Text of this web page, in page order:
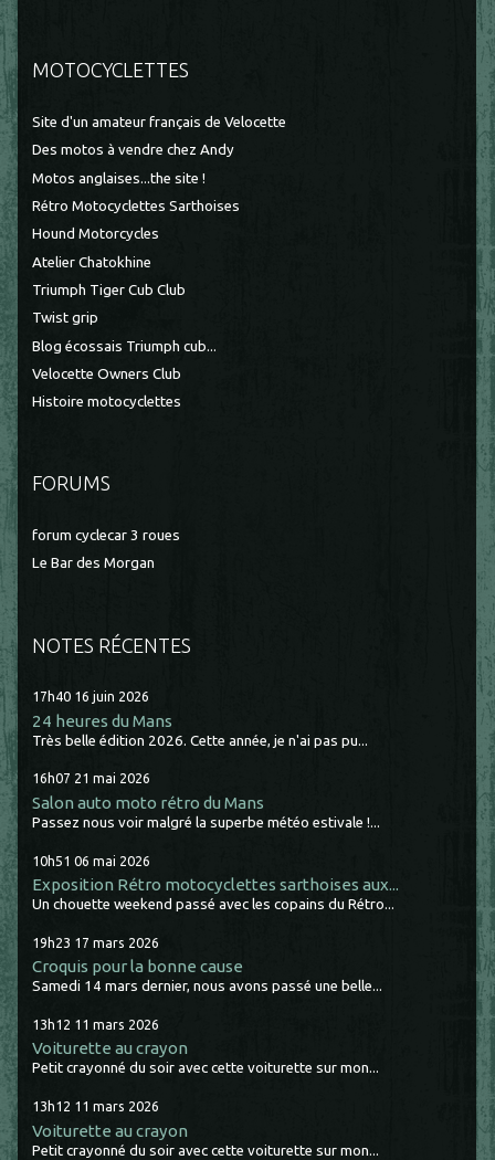
MOTOCYCLETTES
Site d'un amateur français de Velocette
Des motos à vendre chez Andy
Motos anglaises...the site !
Rétro Motocyclettes Sarthoises
Hound Motorcycles
Atelier Chatokhine
Triumph Tiger Cub Club
Twist grip
Blog écossais Triumph cub...
Velocette Owners Club
Histoire motocyclettes
FORUMS
forum cyclecar 3 roues
Le Bar des Morgan
NOTES RÉCENTES
17h40 16 juin 2026
24 heures du Mans
Très belle édition 2026. Cette année, je n'ai pas pu...
16h07 21 mai 2026
Salon auto moto rétro du Mans
Passez nous voir malgré la superbe météo estivale !...
10h51 06 mai 2026
Exposition Rétro motocyclettes sarthoises aux...
Un chouette weekend passé avec les copains du Rétro...
19h23 17 mars 2026
Croquis pour la bonne cause
Samedi 14 mars dernier, nous avons passé une belle...
13h12 11 mars 2026
Voiturette au crayon
Petit crayonné du soir avec cette voiturette sur mon...
13h12 11 mars 2026
Voiturette au crayon
Petit crayonné du soir avec cette voiturette sur mon...